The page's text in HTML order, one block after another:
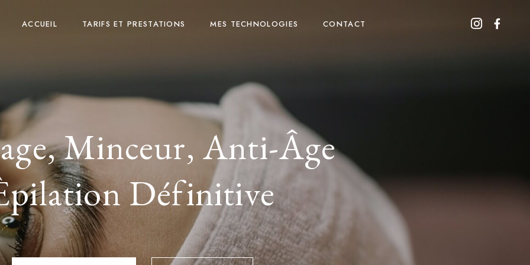
ACCUEIL TARIFS ET PRESTATIONS MES TECHNOLOGIES CONTACT
Minceur, Anti-Âge
Définitive